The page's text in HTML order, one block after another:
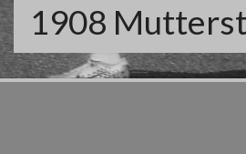
1908